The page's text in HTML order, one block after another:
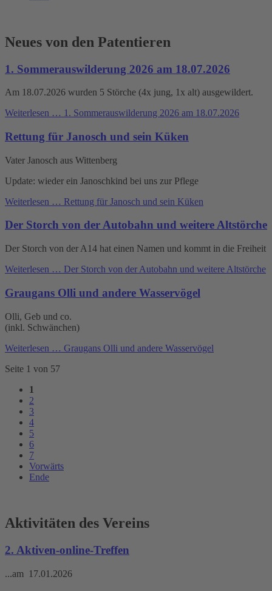
Neues von den Patentieren
1. Sommerauswilderung 2026 am 18.07.2026
Am 18.07.2026 wurden 5 Störche (4x jung, 1x alt) ausgewildert.
Weiterlesen … 1. Sommerauswilderung 2026 am 18.07.2026
Rettung für Janosch und sein Küken
Vater Janosch aus Wittenberg
Update: wieder ein Janoschkind bei uns zur Pflege
Weiterlesen … Rettung für Janosch und sein Küken
Der Storch von der Autobahn und weitere Altstörche
Der Storch von der A14 hat einen Namen und kommt in die Freiheit
Weiterlesen … Der Storch von der Autobahn und weitere Altstörche
Graugans Olli und andere Wasservögel
Olli, Geb und co.
(inkl. Schwänchen)
Weiterlesen … Graugans Olli und andere Wasservögel
Seite 1 von 57
1
2
3
4
5
6
7
Vorwärts
Ende
Aktivitäten des Vereins
2. Aktiven-online-Treffen
...am 17.01.2026